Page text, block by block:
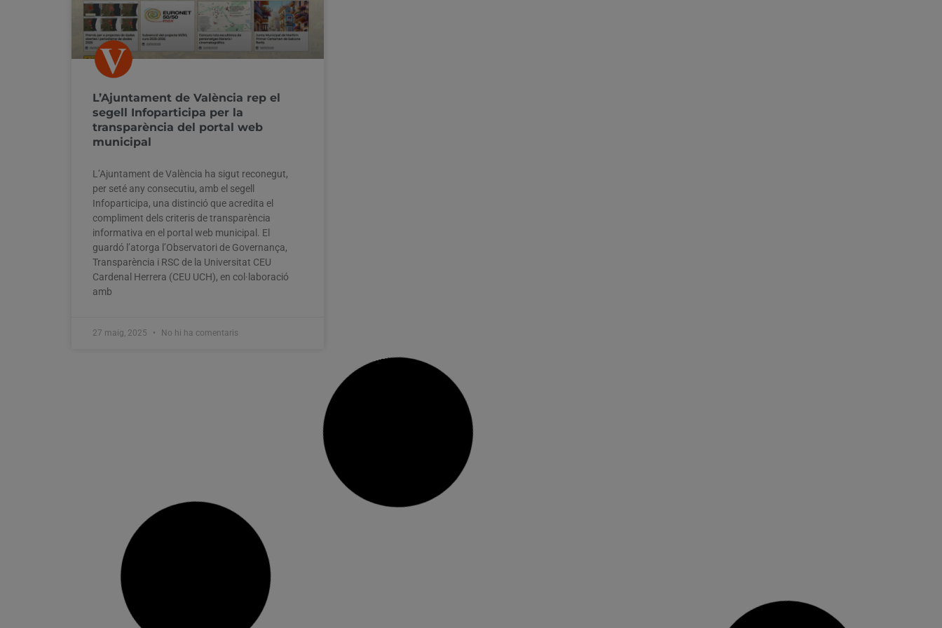
L’Ajuntament de València rep el
segell Infoparticipa per la
transparència del portal web
municipal
L’Ajuntament de València ha sigut reconegut,
per seté any consecutiu, amb el segell
Infoparticipa, una distinció que acredita el
compliment dels criteris de transparència
informativa en el portal web municipal. El
guardó l’atorga l’Observatori de Governança,
Transparència i RSC de la Universitat CEU
Cardenal Herrera (CEU UCH), en col·laboració
amb
27 maig, 2025 No hi ha comentaris